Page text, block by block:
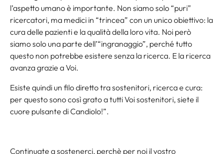
l’aspetto umano è importante. Non siamo solo “puri”
ricercatori, ma medici in “trincea” con un unico obiettivo: la
cura delle pazienti e la qualità della loro vita. Noi però
siamo solo una parte dell’“ingranaggio”, perché tutto
questo non potrebbe esistere senza la ricerca. E la ricerca
avanza grazie a Voi.
Esiste quindi un filo diretto tra sostenitori, ricerca e cura:
per questo sono così grato a tutti Voi sostenitori, siete il
cuore pulsante di Candiolo!”.
Continuate a sostenerci, perchè per noi il vostro